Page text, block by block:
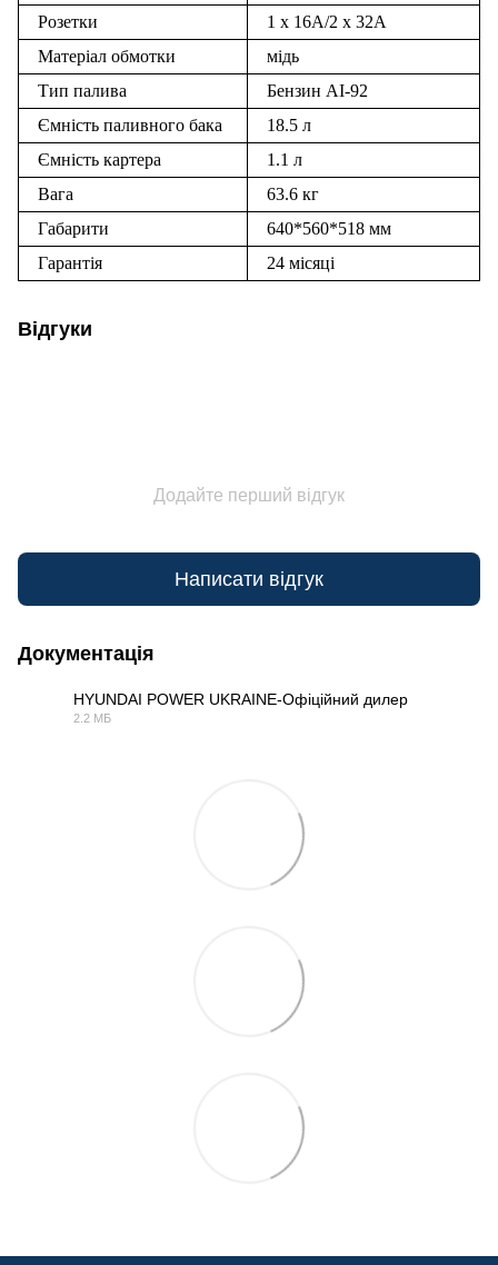
Розетки
1 х 16А/2 х 32А
Матеріал обмотки
мідь
Тип палива
Бензин АІ-92
Ємність паливного бака
18.5 л
Ємність картера
1.1 л
Вага
63.6 кг
Габарити
640*560*518 мм
Гарантія
24 місяці
Відгуки
Додайте перший відгук
Написати відгук
Документація
HYUNDAI POWER UKRAINE-Офіційний дилер
2.2 МБ